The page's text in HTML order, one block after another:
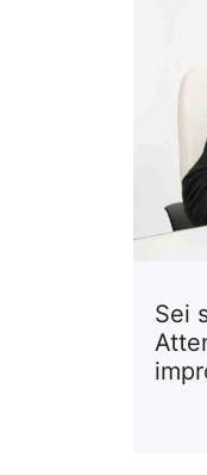
Sei